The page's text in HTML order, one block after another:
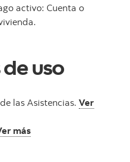
activo: Cuenta o
uso
las Asistencias. Ver
más